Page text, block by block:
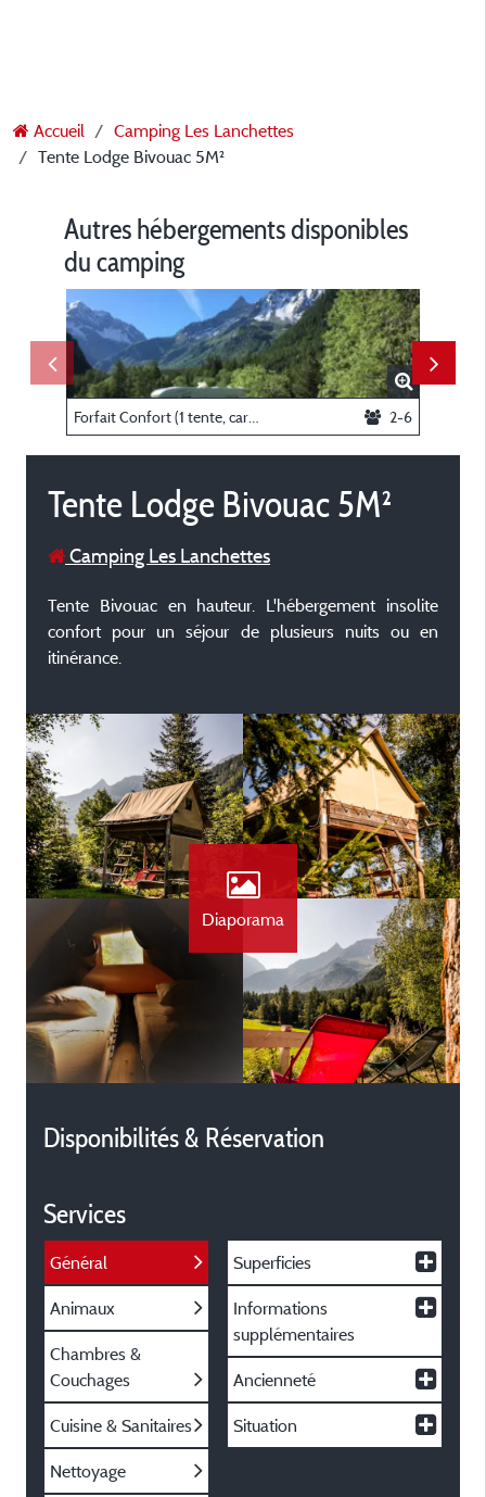
Accueil
Camping Les Lanchettes
Tente Lodge Bivouac 5M²
Autres hébergements disponibles
du camping
2-6
Tente Lodge Bivouac 5M²
Camping Les Lanchettes
Tente Bivouac en hauteur. L'hébergement insolite
confort pour un séjour de plusieurs nuits ou en
itinérance.
Diaporama
Disponibilités & Réservation
Services
Général
Animaux
Chambres &
Couchages
Cuisine & Sanitaires
Nettoyage
Superficies
Informations
supplémentaires
Ancienneté
Situation